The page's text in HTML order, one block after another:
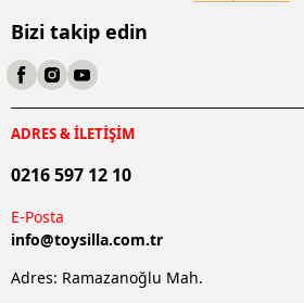
Bizi takip edin
ADRES & İLETİŞİM
0216 597 12 10
E-Posta
info@toysilla.com.tr
Adres: Ramazanoğlu Mah.